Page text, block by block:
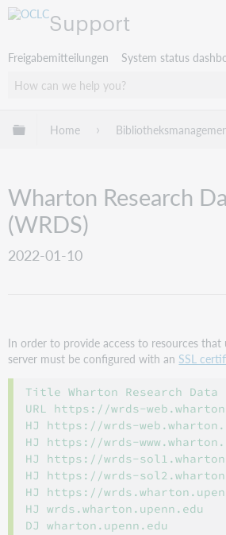
Support
Freigabemitteilungen System status
Globale Hierarchie expandieren/
Home
Wharton Research
(WRDS)
2022-01-10
In order to provide access to resources
server must be configured with an SSL
Title Wharton Research Data
URL https://wrds-
HJ https://wrds-
HJ https://wrds-
HJ https://wrds-
HJ https://wrds-
HJ https://
HJ wrds.wharton.upenn.edu
DJ wharton.upenn.edu